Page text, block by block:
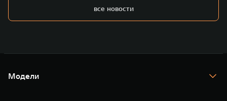
все новости
Модели